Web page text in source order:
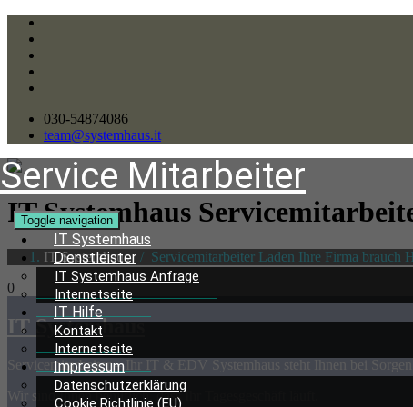
030-54874086
team@systemhaus.it
Service Mitarbeiter
Toggle navigation
IT Systemhaus
Dienstleister
IT Systemhaus Anfrage
Internetseite
IT Hilfe
Kontakt
Internetseite
Impressum
Datenschutzerklärung
Cookie Richtlinie (EU)
IT Systemhaus
IT Systemhaus/ Servicemitarbeiter Laden Ihre Firma brauch
0
IT Systemhaus
Servicemitarbeiter – Ihr IT & EDV Systemhaus steht Ihnen bei
Wir sind Ihnen behilflich, dass Ihr Tagesgeschäft läuft.